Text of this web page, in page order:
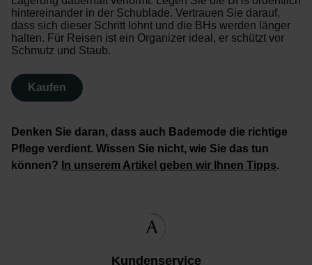
hintereinander in der Schublade. Vertrauen Sie darauf,
dass sich dieser Schritt lohnt und die BHs werden länger
halten. Für Reisen ist ein Organizer ideal, er schützt vor
Schmutz und Staub.
Kaufen
Denken Sie daran, dass auch Bademode die richtige
Pflege verdient. Wissen Sie nicht, wie Sie das tun
können? In unserem Artikel geben wir Ihnen Tipps.
Kundenservice